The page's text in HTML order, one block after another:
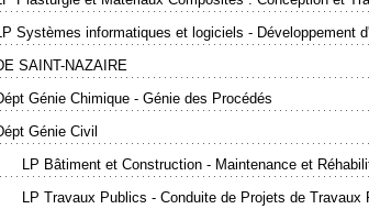
Systèmes informatiques et logiciels - Développement
SAINT-NAZAIRE
Génie Chimique - Génie des Procédés
Génie Civil
LP Bâtiment et Construction - Maintenance et
LP Travaux Publics - Conduite de Projets de Travaux